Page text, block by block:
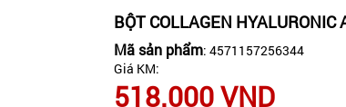
BỘT COLLAGEN
Mã sản phẩm: 4571157256344
Giá KM:
518.000VND